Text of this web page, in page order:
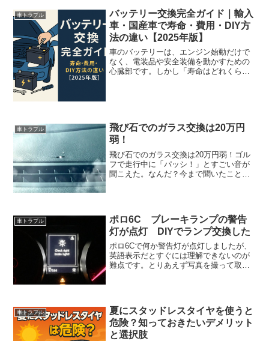
く、時々しか発生しない。こ...
車トラブル
バッテリー交換完全ガイド｜輸入
車・国産車で寿命・費用・DIY方
法の違い【2025年版】
車のバッテリーは、エンジン始動だけで
なく、電装品や安全装備を動かすための
心臓部です。しかし「寿命はどれくら
車トラブル
飛び石でのガラス交換は20万円
弱！
飛び石でのガラス交換は20万円弱！ゴル
フで走行中に「パッシ！」とすごい音が
聞こえた。なんだ？今まで聞いたことが
車トラブル
ポロ6C ブレーキランプの警告
灯が点灯 DIYでランプ交換した
ポロ6Cで何か警告灯が点灯しましたが、
英語表示だとすぐには理解できないのが
難点です。とりあえず写真を撮って取扱
ドッキっとしまよね。た...
車トラブル
夏にスタッドレスタイヤを使うと
危険？知っておきたいデメリット
と選択肢